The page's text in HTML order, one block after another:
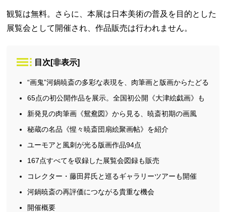
観覧は無料。さらに、本展は日本美術の普及を目的とした
展覧会として開催され、作品販売は行われません。
目次 [非表示]
“画鬼”河鍋暁斎の多彩な表現を、肉筆画と版画からたどる
65点の初公開作品を展示。全国初公開《大津絵戯画》も
新発見の肉筆画《鴛鴦図》から見る、暁斎初期の画風
秘蔵の名品《惺々暁斎団扇絵聚画帖》を紹介
ユーモアと風刺が光る版画作品94点
167点すべてを収録した展覧会図録も販売
コレクター・藤田昇氏と巡るギャラリーツアーも開催
河鍋暁斎の再評価につながる貴重な機会
開催概要